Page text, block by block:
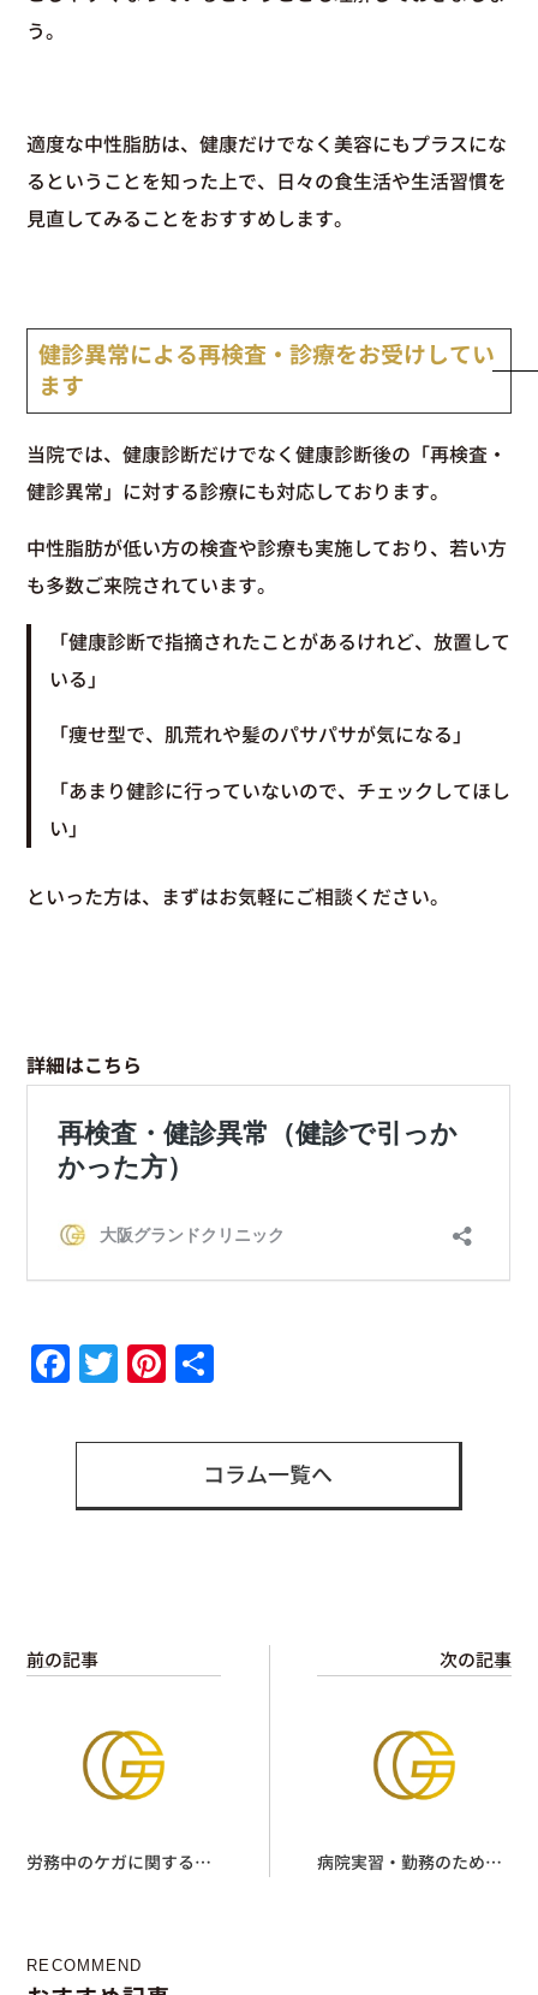
う。
適度な中性脂肪は、健康だけでなく美容にもプラスにな
るということを知った上で、日々の食生活や生活習慣を
見直してみることをおすすめします。
健診異常による再検査・診療をお受けしてい
ます
当院では、健康診断だけでなく健康診断後の「再検査・
健診異常」に対する診療にも対応しております。
中性脂肪が低い方の検査や診療も実施しており、若い方
も多数ご来院されています。
「健康診断で指摘されたことがあるけれど、放置して
いる」
「痩せ型で、肌荒れや髪のパサパサが気になる」
「あまり健診に行っていないので、チェックしてほし
い」
といった方は、まずはお気軽にご相談ください。
詳細はこちら
Facebook
TwitterPinterest
コラム一覧へ
前の記事
労務中のケガに関する診
次の記事
病院実習・勤務のための
RECOMMEND